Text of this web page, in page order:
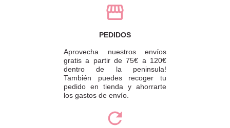
PEDIDOS
Aprovecha nuestros envíos
gratis a partir de 75€ a 120€
dentro de la peninsula!
También puedes recoger tu
pedido en tienda y ahorrarte
los gastos de envío.